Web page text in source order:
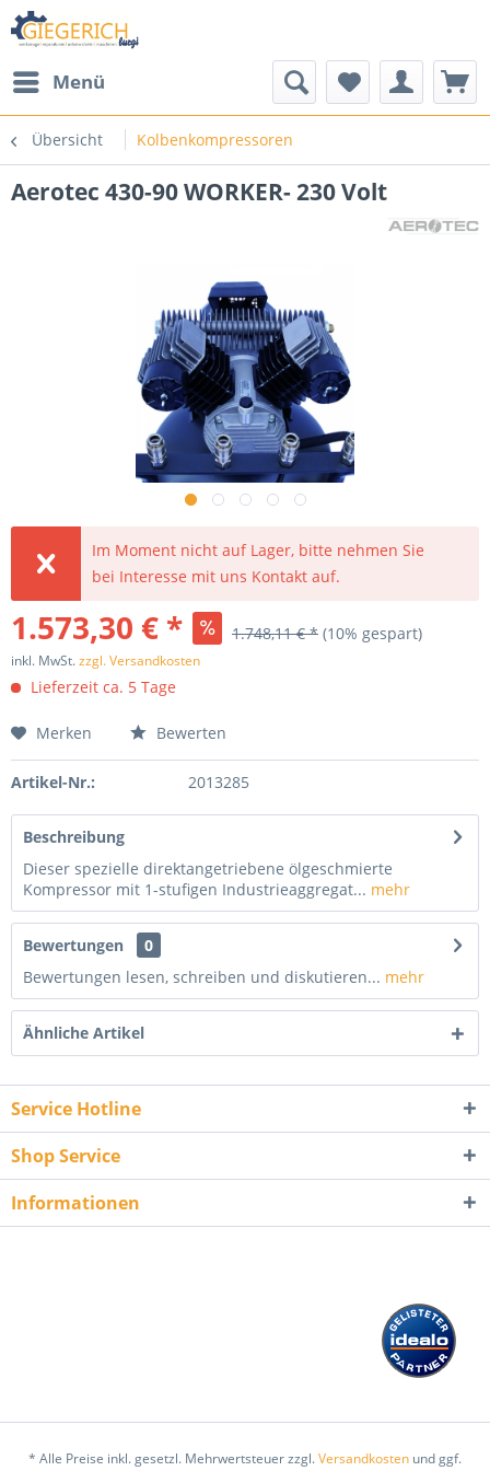
Menü
Übersicht Kolbenkompressoren
Aerotec 430-90 WORKER- 230 Volt
Im Moment nicht auf Lager, bitte nehmen Sie
bei Interesse mit uns Kontakt auf.
1.573,30 € * 1.748,11 € * (10% gespart)
inkl. MwSt.zzgl. Versandkosten
Lieferzeit ca. 5 Tage
Merken Bewerten
Artikel-Nr.: 2013285
Beschreibung
Dieser spezielle direktangetriebene ölgeschmierte
Kompressor mit 1-stufigen Industrieaggregat... mehr
Bewertungen
0
Bewertungen lesen, schreiben und diskutieren... mehr
Ähnliche Artikel
Service Hotline
Shop Service
Informationen
* Alle Preise inkl. gesetzl. Mehrwertsteuer zzgl.Versandkosten und ggf.